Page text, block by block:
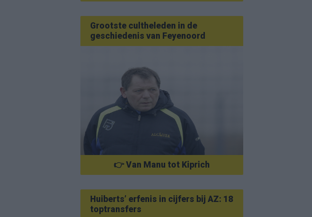
Grootste cultheleden in de
geschiedenis van Feyenoord
👉 Van Manu tot Kiprich
Huiberts’ erfenis in cijfers bij AZ: 18
toptransfers